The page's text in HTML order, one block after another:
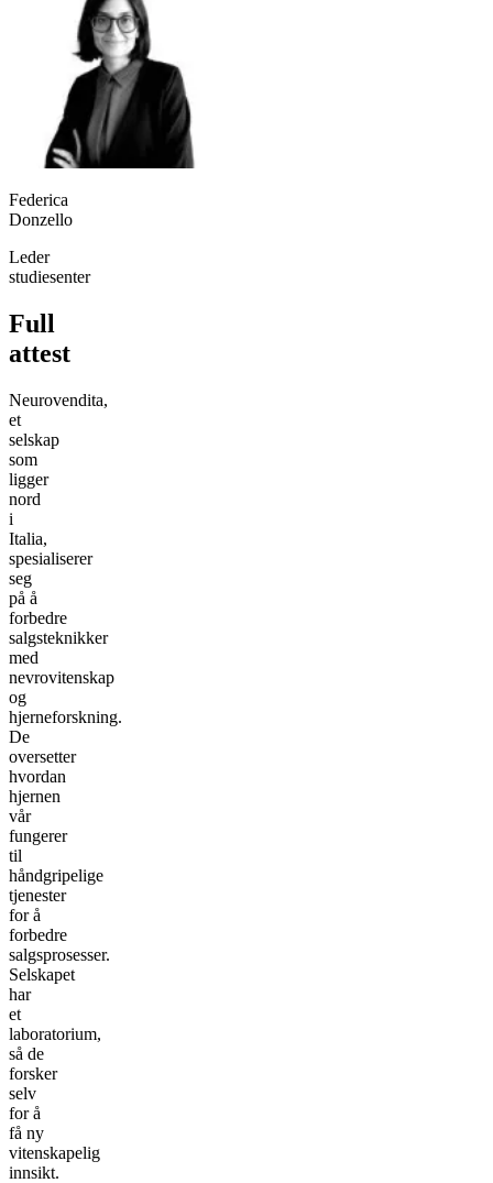
Federica
Donzello
Leder
studiesenter
Full
attest
Neurovendita,
et
selskap
som
ligger
nord
i
Italia,
spesialiserer
seg
på å
forbedre
salgsteknikker
med
nevrovitenskap
og
hjerneforskning.
De
oversetter
hvordan
hjernen
vår
fungerer
til
håndgripelige
tjenester
for å
forbedre
salgsprosesser.
Selskapet
har
et
laboratorium,
så de
forsker
selv
for å
få ny
vitenskapelig
innsikt.